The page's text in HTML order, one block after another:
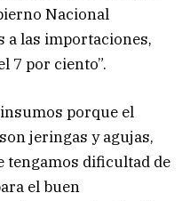
Nacional
a las importaciones,
7 por ciento”.
porque el
jeringas y agujas,
tengamos dificultad de
el buen